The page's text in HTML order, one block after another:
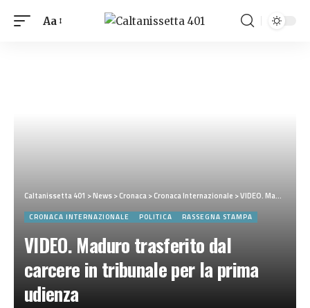
Aa
Caltanissetta 401 >News>Cronaca>Cronaca Internazionale >VIDEO. Maduro trasferito dal carcere in tribunale per la prima udienza
CRONACA INTERNAZIONALE POLITICA RASSEGNA STAMPA
VIDEO. Maduro trasferito dal
carcere in tribunale per la prima
udienza